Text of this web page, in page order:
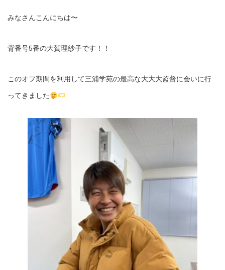
みなさんこんにちは〜
背番号5番の大賀理紗子です！！
このオフ期間を利用して三浦学苑の最高な大大大監督に会いに行
ってきました